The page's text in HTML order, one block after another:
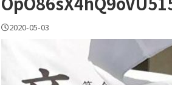
2020-05-03